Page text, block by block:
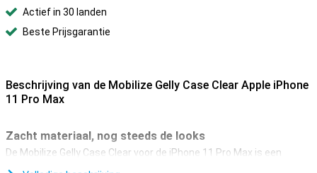
Actief in 30 landen
Beste Prijsgarantie
Beschrijving van de Mobilize Gelly Case Clear Apple iPhone
11 Pro Max
Zacht materiaal, nog steeds de looks
De Mobilize Gelly Case Clear voor de iPhone 11 Pro Max is een